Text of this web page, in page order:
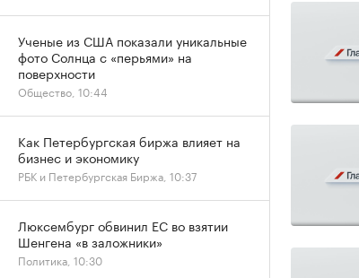
Ученые из США показали уникальные
фото Солнца с «перьями» на
поверхности
Общество, 10:44
Как Петербургская биржа влияет на
бизнес и экономику
РБК и Петербургская Биржа, 10:37
Люксембург обвинил ЕС во взятии
Шенгена «в заложники»
Политика, 10:30